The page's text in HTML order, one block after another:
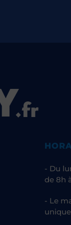
- Du
de 8h
- Le